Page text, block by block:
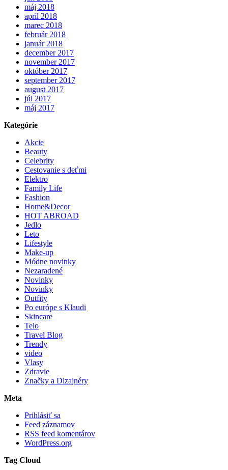
máj 2018
apríl 2018
marec 2018
február 2018
január 2018
december 2017
november 2017
október 2017
september 2017
august 2017
júl 2017
máj 2017
Kategórie
Akcie
Beauty
Celebrity
Cestovanie s deťmi
Elektro
Family Life
Fashion
Home&Decor
HOT ABROAD
Jedlo
Leto
Lifestyle
Make-up
Módne novinky
Nezaradené
Novinky
Novinky
Outfity
Po európe s Klaudi
Skincare
Telo
Travel Blog
Trendy
video
Vlasy
Zdravie
Značky a Dizajnéry
Meta
Prihlásiť sa
Feed záznamov
RSS feed komentárov
WordPress.org
Tag Cloud